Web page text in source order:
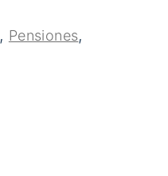
, Pensiones,